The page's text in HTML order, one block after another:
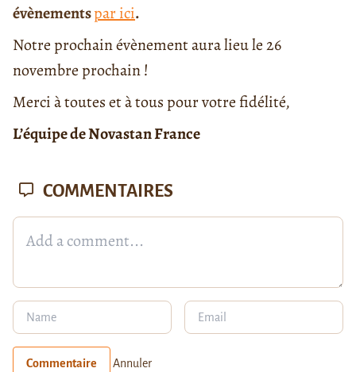
évènementspar ici.
Notre prochain évènement aura lieu le 26
novembre prochain !
Merci à toutes et à tous pour votre fidélité,
L’équipe de Novastan France
COMMENTAIRES
Commentaire Annuler